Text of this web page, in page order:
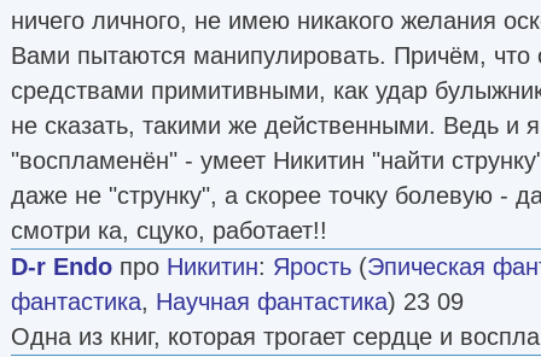
ничего личного, не имею никакого желания
Вами пытаются манипулировать. Причём, что
средствами примитивными, как удар
не сказать, такими же действенными. Ведь и
"воспламенён" - умеет Никитин "найти
даже не "струнку", а скорее точку болевую -
смотри ка, сцуко, работает!!
D-r Endo про Никитин: Ярость (Эпическая
фантастика, Научная фантастика) 23 09
Одна из книг, которая трогает сердце и